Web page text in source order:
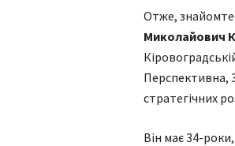
Отже,
Миколайович
Перспективна,
стратегічних
Він має 34-